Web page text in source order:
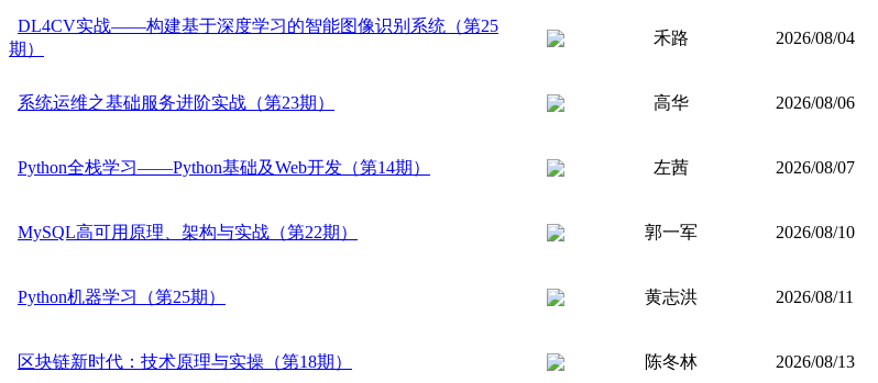
DL4CV实战——构建基于深度学习的智能图像识别系统（第25
期）
禾路 2026/08/04
系统运维之基础服务进阶实战（第23期） 高华 2026/08/06
Python全栈学习——Python基础及Web开发（第14期） 左茜 2026/08/07
MySQL高可用原理、架构与实战（第22期） 郭一军 2026/08/10
Python机器学习（第25期） 黄志洪 2026/08/11
区块链新时代：技术原理与实操（第18期） 陈冬林 2026/08/13